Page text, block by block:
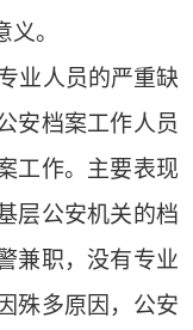
。
业人员的严重缺
安档案工作人员
工作。主要表现
层公安机关的档
兼职，没有专业
殊多原因，公安